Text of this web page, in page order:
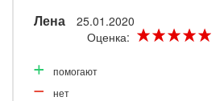
Лена
25.01.2020
Оценка:
помогают
нет